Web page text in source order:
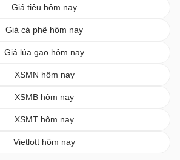
Giá tiêu hôm nay
Giá cà phê hôm nay
Giá lúa gạo hôm nay
XSMN hôm nay
XSMB hôm nay
XSMT hôm nay
Vietlott hôm nay